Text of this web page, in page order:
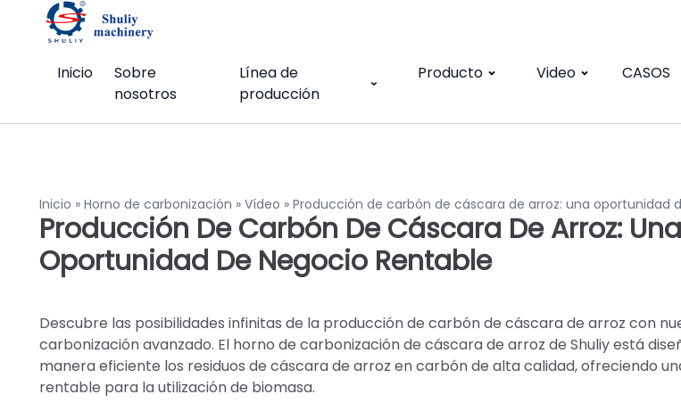
Inicio
Sobre
nosotros
Línea de
producción
Producto Video CASOS
Inicio » Horno de carbonización » Vídeo » Producción de carbón de cáscara de arroz: una oportunidad
Producción De Carbón De Cáscara De Arroz: Una
Oportunidad De Negocio Rentable
Descubre las posibilidades infinitas de la producción de carbón de cáscara de arroz con
carbonización avanzado. El horno de carbonización de cáscara de arroz de Shuliy está
manera eficiente los residuos de cáscara de arroz en carbón de alta calidad, ofreciendo
rentable para la utilización de biomasa.